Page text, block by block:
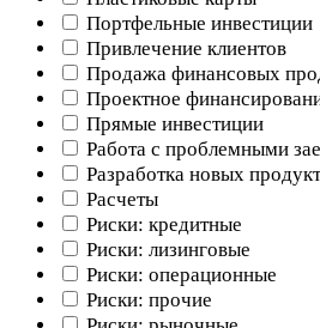
Портфельные инвестиции
Привлечение клиентов
Продажа финансовых
Проектное
Прямые инвестиции
Работа с проблемными
Разработка новых
Расчеты
Риски: кредитные
Риски: лизинговые
Риски: операционные
Риски: прочие